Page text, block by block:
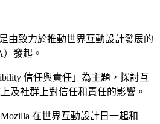
由致力於推動世界互動設計發展的
）發起 。
信任與責任 」為主題，探討互
及社群上對信任和責任的影響。
在世界互動設計日一起和